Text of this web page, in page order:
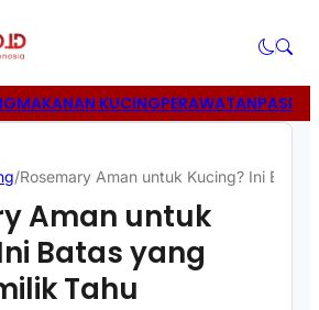
MAKANAN KUCINGPERAWATANPASIR
/Rosemary Aman untuk Kucing? Ini Batas
Aman untuk
Batas yang
Tahu